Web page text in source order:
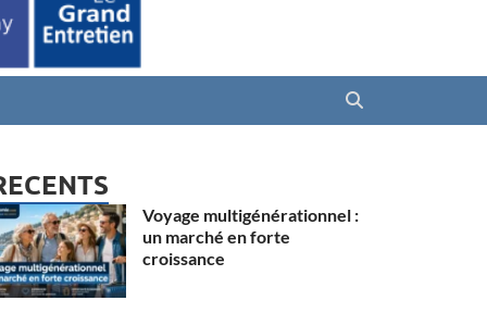
Voyage multigénérationnel :
un marché en forte
croissance